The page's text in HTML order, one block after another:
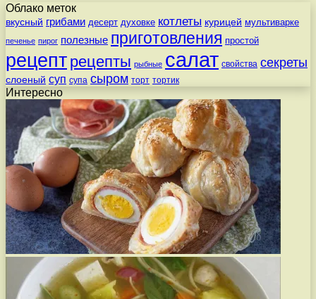
Облако меток
вкусный грибами десерт духовке котлеты курицей мультиварке
печенье пирог полезные приготовления простой
рецепт рецепты рыбные салат свойства секреты
слоеный суп супа сыром торт тортик
Интересно